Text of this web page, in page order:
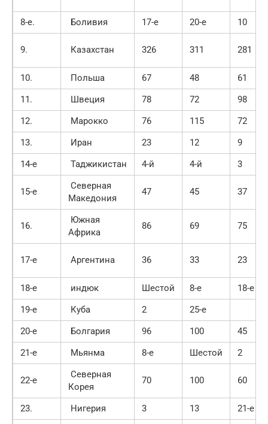
8-е. Боливия 17-е 20-е 10
9. Казахстан 326 311 281
10. Польша 67 48
61
11.
Швеция 78 72
98
12.
Марокко 76 115
72
13.
Иран 23 12
9
14-е
Таджикистан 4-й 4-й 3
15-е
Северная
Македония
47 45 37
16.
Южная
Африка
86 69 75
17-е Аргентина 36 33 23
18-е индюк Шестой 8-е
18-е
19-е
Куба 2
25-е
20-е
Болгария 96 100
45
21-е
Мьянма 8-е Шестой 2
22-е
Северная
Корея
70 100 60
23. Нигерия 3 13 21-е